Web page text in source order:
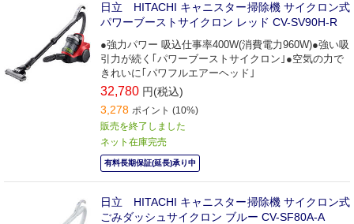
日立 HITACHI キャニスター掃除機 サイクロン式
パワーブーストサイクロン レッド CV-SV90H-R
●強力パワー 吸込仕事率400W(消費電力960W)●強い吸
引力が続く｢パワーブーストサイクロン｣●空気の力で
きれいに｢パワフルエアーヘッド｣
32,780 円(税込)
3,278 ポイント (10%)
販売を終了しました
ネット在庫完売
有料長期保証(延長)承り中
日立 HITACHI キャニスター掃除機 サイクロン式
ごみダッシュサイクロン ブルー CV-SF80A-A